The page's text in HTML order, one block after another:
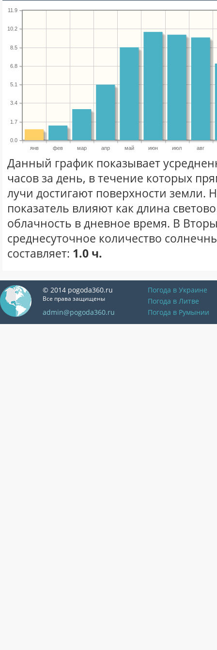
янв фев мар апр май июн июл авг
0.0
1.7
3.4
5.1
6.8
8.5
10.2
11.9
Данный график показывает
часов за день, в течение которых
лучи достигают поверхности земли.
показатель влияют как длина
облачность в дневное время. В
среднесуточное количество
составляет: 1.0 ч.
© 2014 pogoda360.ru
Все права защищены
admin@pogoda360.ru
Погода в Украине
Погода в Литве
Погода в Румынии